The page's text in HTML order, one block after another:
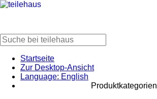
Startseite
Zur Desktop-Ansicht
Language: English
Produktkategorien